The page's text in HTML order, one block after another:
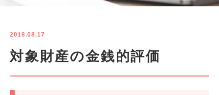
2018.08.17
対象財産の金銭的評価